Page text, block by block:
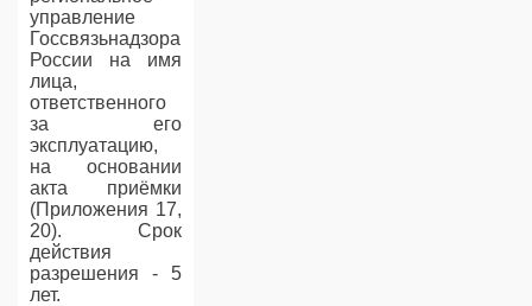
управление
Госсвязьнадзора
России на имя
лица,
ответственного
за его
эксплуатацию,
на основании
акта приёмки
(Приложения 17,
20). Срок
действия
разрешения - 5
лет.